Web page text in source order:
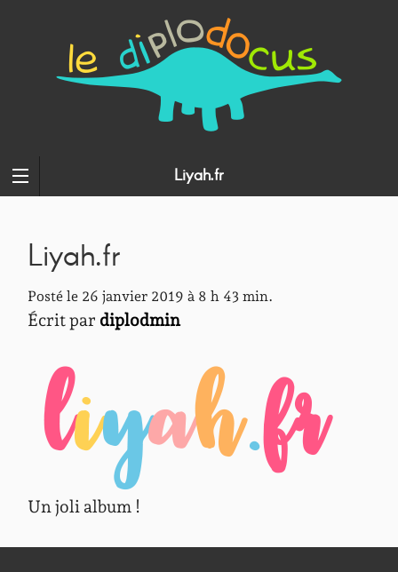
Liyah.fr
Liyah.fr
Posté le 26 janvier 2019 à 8 h 43 min.
Écrit par diplodmin
Un joli album !